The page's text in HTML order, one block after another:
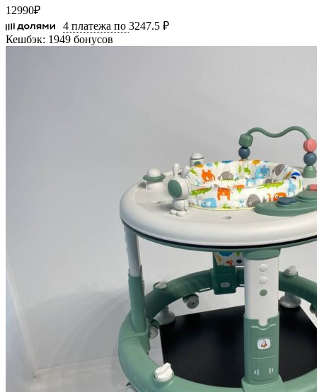
12990₽
4 платежа по 3247.5 ₽
Кешбэк: 1949 бонусов